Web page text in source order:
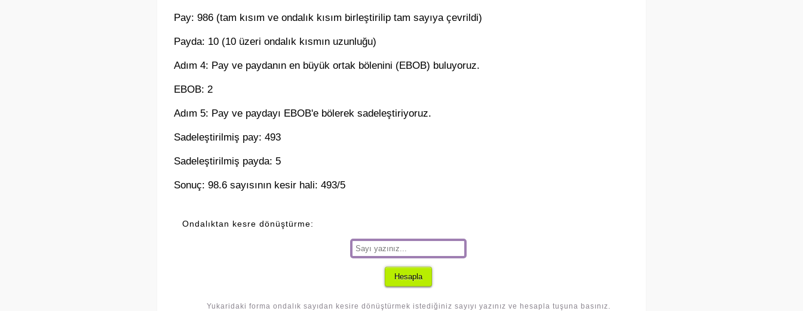
Pay: 986 (tam kısım ve ondalık kısım birleştirilip tam sayıya çevrildi)
Payda: 10 (10 üzeri ondalık kısmın uzunluğu)
Adım 4: Pay ve paydanın en büyük ortak bölenini (EBOB) buluyoruz.
EBOB: 2
Adım 5: Pay ve paydayı EBOB'e bölerek sadeleştiriyoruz.
Sadeleştirilmiş pay: 493
Sadeleştirilmiş payda: 5
Sonuç: 98.6 sayısının kesir hali: 493/5
Ondalıktan kesre dönüştürme:
Yukaridaki forma ondalık sayıdan kesire dönüştürmek istediğiniz sayıyı yazınız ve hesapla tuşuna basınız.